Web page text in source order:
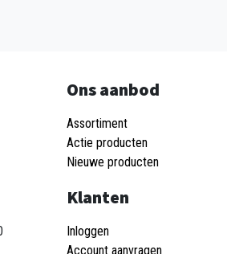
Ons aanbod
Assortiment
Actie producten
Nieuwe producten
Klanten
Inloggen
Account aanvragen